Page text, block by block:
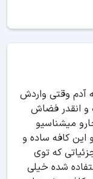
آدم وقتی واردش
انقدر فضاش
میشناسیو
کافه ساده و
که توی
شده خیلی